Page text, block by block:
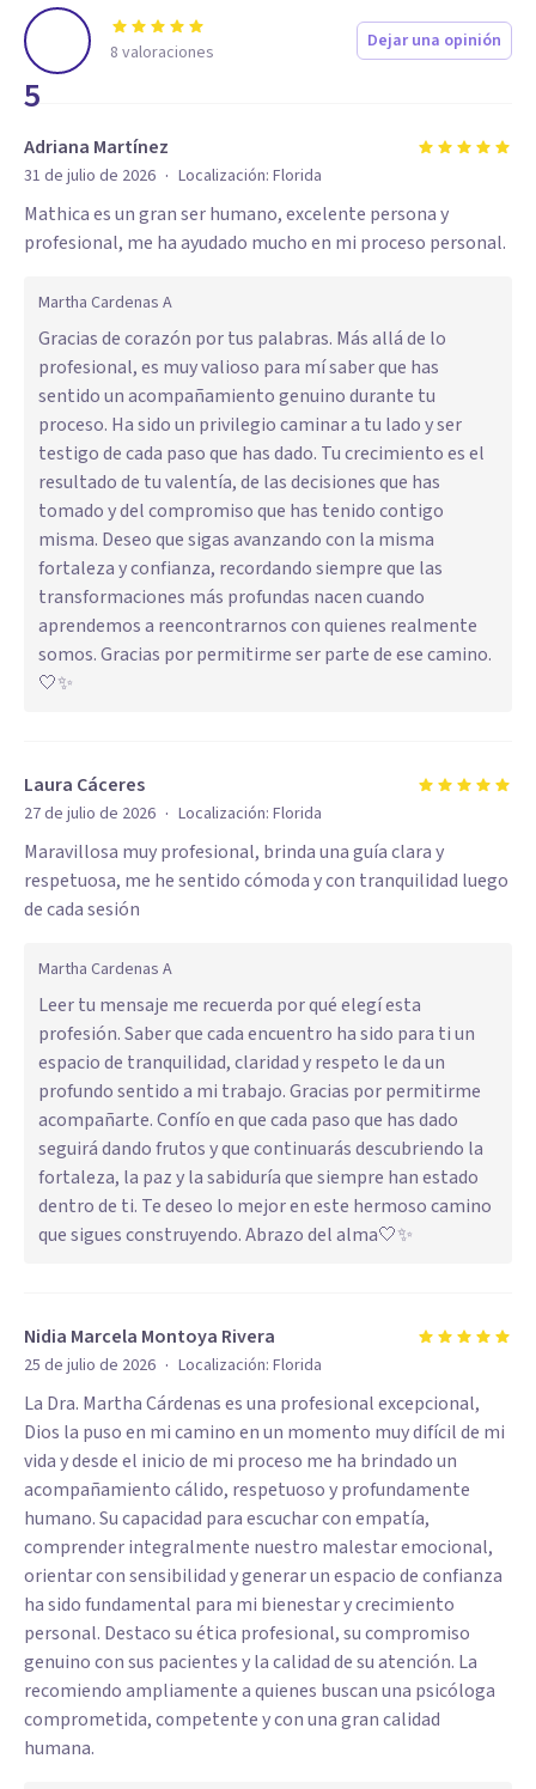
5
8 valoraciones Dejar una opinión
Adriana Martínez
31 de julio de 2026 · Localización: Florida
Mathica es un gran ser humano, excelente persona y
profesional, me ha ayudado mucho en mi proceso personal.
Martha Cardenas A
Gracias de corazón por tus palabras. Más allá de lo
profesional, es muy valioso para mí saber que has
sentido un acompañamiento genuino durante tu
proceso. Ha sido un privilegio caminar a tu lado y ser
testigo de cada paso que has dado. Tu crecimiento es el
resultado de tu valentía, de las decisiones que has
tomado y del compromiso que has tenido contigo
misma. Deseo que sigas avanzando con la misma
fortaleza y confianza, recordando siempre que las
transformaciones más profundas nacen cuando
aprendemos a reencontrarnos con quienes realmente
somos. Gracias por permitirme ser parte de ese camino.
🤍✨
Laura Cáceres
27 de julio de 2026 · Localización: Florida
Maravillosa muy profesional, brinda una guía clara y
respetuosa, me he sentido cómoda y con tranquilidad luego
de cada sesión
Martha Cardenas A
Leer tu mensaje me recuerda por qué elegí esta
profesión. Saber que cada encuentro ha sido para ti un
espacio de tranquilidad, claridad y respeto le da un
profundo sentido a mi trabajo. Gracias por permitirme
acompañarte. Confío en que cada paso que has dado
seguirá dando frutos y que continuarás descubriendo la
fortaleza, la paz y la sabiduría que siempre han estado
dentro de ti. Te deseo lo mejor en este hermoso camino
que sigues construyendo. Abrazo del alma🤍✨
Nidia Marcela Montoya Rivera
25 de julio de 2026 · Localización: Florida
La Dra. Martha Cárdenas es una profesional excepcional,
Dios la puso en mi camino en un momento muy difícil de mi
vida y desde el inicio de mi proceso me ha brindado un
acompañamiento cálido, respetuoso y profundamente
humano. Su capacidad para escuchar con empatía,
comprender integralmente nuestro malestar emocional,
orientar con sensibilidad y generar un espacio de confianza
ha sido fundamental para mi bienestar y crecimiento
personal. Destaco su ética profesional, su compromiso
genuino con sus pacientes y la calidad de su atención. La
recomiendo ampliamente a quienes buscan una psicóloga
comprometida, competente y con una gran calidad
humana.